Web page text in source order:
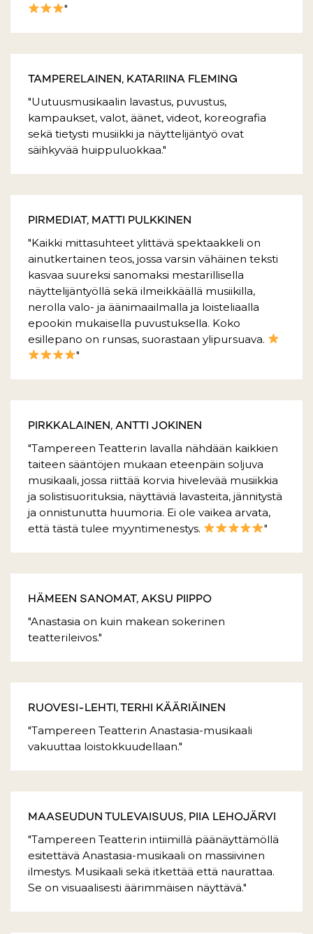
"
TAMPERELAINEN, KATARIINA FLEMING
"Uutuusmusikaalin lavastus, puvustus,
kampaukset, valot, äänet, videot, koreografia
sekä tietysti musiikki ja näyttelijäntyö ovat
säihkyvää huippuluokkaa."
PIRMEDIAT, MATTI PULKKINEN
"Kaikki mittasuhteet ylittävä spektaakkeli on
ainutkertainen teos, jossa varsin vähäinen teksti
kasvaa suureksi sanomaksi mestarillisella
näyttelijäntyöllä sekä ilmeikkäällä musiikilla,
nerolla valo- ja äänimaailmalla ja loisteliaalla
epookin mukaisella puvustuksella. Koko
esillepano on runsas, suorastaan ylipursuava.
"
PIRKKALAINEN, ANTTI JOKINEN
"Tampereen Teatterin lavalla nähdään kaikkien
taiteen sääntöjen mukaan eteenpäin soljuva
musikaali, jossa riittää korvia hivelevää musiikkia
ja solistisuorituksia, näyttäviä lavasteita, jännitystä
ja onnistunutta huumoria. Ei ole vaikea arvata,
että tästä tulee myyntimenestys.
"
HÄMEEN SANOMAT, AKSU PIIPPO
"Anastasia on kuin makean sokerinen
teatterileivos."
RUOVESI-LEHTI, TERHI KÄÄRIÄINEN
"Tampereen Teatterin Anastasia-musikaali
vakuuttaa loistokkuudellaan."
MAASEUDUN TULEVAISUUS, PIIA LEHOJÄRVI
"Tampereen Teatterin intiimillä päänäyttämöllä
esitettävä Anastasia-musikaali on massiivinen
ilmestys. Musikaali sekä itkettää että naurattaa.
Se on visuaalisesti äärimmäisen näyttävä."